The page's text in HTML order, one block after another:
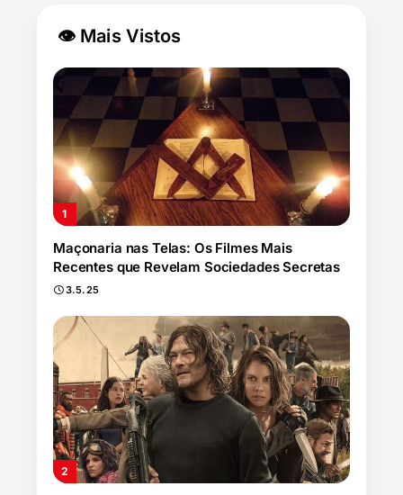
👁 Mais Vistos
Maçonaria nas Telas: Os Filmes Mais
Recentes que Revelam Sociedades Secretas
3.5.25